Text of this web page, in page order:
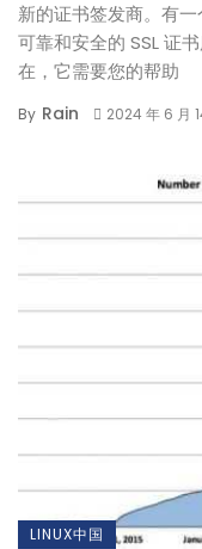
新的证书签发商。有一
可靠和安全的 SSL 证
在，它需要您的帮助
By Rain 2024 年 6 月
LINUX中国